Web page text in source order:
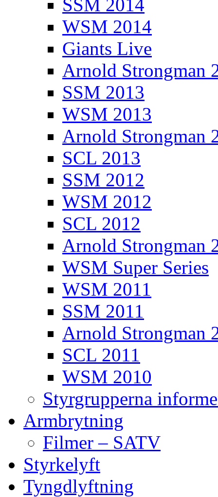
SSM 2014
WSM 2014
Giants Live
Arnold Strongman
SSM 2013
WSM 2013
Arnold Strongman
SCL 2013
SSM 2012
WSM 2012
SCL 2012
Arnold Strongman
WSM Super Series
WSM 2011
SSM 2011
Arnold Strongman
SCL 2011
WSM 2010
Styrgrupperna
Armbrytning
Filmer – SATV
Styrkelyft
Tyngdlyftning